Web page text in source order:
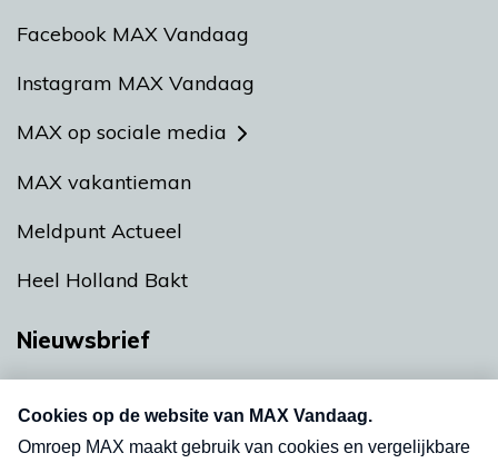
Facebook MAX Vandaag
Instagram MAX Vandaag
MAX op sociale media
MAX vakantieman
Meldpunt Actueel
Heel Holland Bakt
Nieuwsbrief
nieuwsbrief. Elke vrijdag- en dinsdagochtend in
uw mailbox.